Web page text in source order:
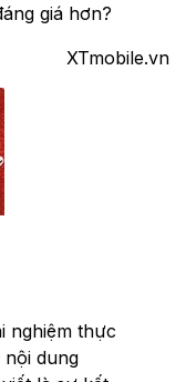
giá hơn?
XTmobile.vn
nghiệm thực
dung